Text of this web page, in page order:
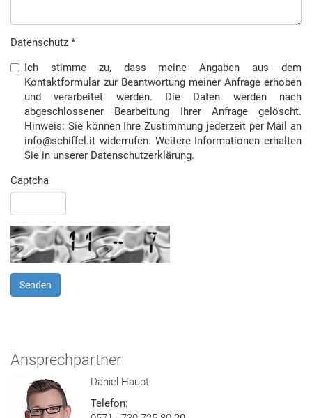
Datenschutz *
Ich stimme zu, dass meine Angaben aus dem
Kontaktformular zur Beantwortung meiner Anfrage erhoben
und verarbeitet werden. Die Daten werden nach
abgeschlossener Bearbeitung Ihrer Anfrage gelöscht.
Hinweis: Sie können Ihre Zustimmung jederzeit per Mail an
info@schiffel.it widerrufen. Weitere Informationen erhalten
Sie in unserer Datenschutzerklärung.
Captcha
Ansprechpartner
Daniel Haupt
Telefon: